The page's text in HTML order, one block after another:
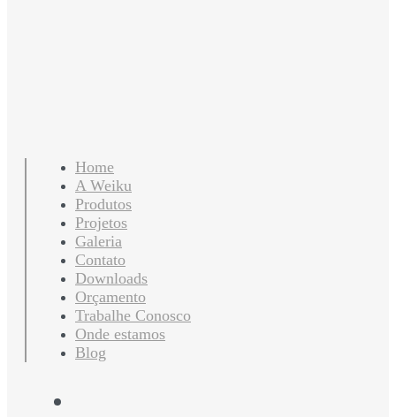
Home
A Weiku
Produtos
Projetos
Galeria
Contato
Downloads
Orçamento
Trabalhe Conosco
Onde estamos
Blog